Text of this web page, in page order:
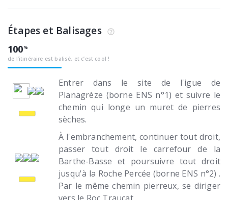
Étapes et Balisages
100
de l’itinéraire est balisé, et c’est cool !
Entrer dans le site de l'igue de
Planagrèze (borne ENS n°1) et suivre le
chemin qui longe un muret de pierres
sèches.
À l'embranchement, continuer tout droit,
passer tout droit le carrefour de la
Barthe-Basse et poursuivre tout droit
jusqu'à la Roche Percée (borne ENS n°2) .
Par le même chemin pierreux, se diriger